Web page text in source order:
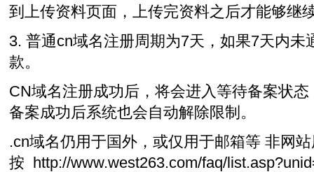
到上传资料页面，上传完资料之后才能够继
3. 普通cn域名注册周期为7天，如果7天内未
款。
CN域名注册成功后，将会进入等待备案状
备案成功后系统也会自动解除限制。
.cn域名仍用于国外，或仅用于邮箱等 非网
按 http://www.west263.com/faq/